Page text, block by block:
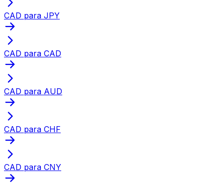
CAD para JPY
CAD para CAD
CAD para AUD
CAD para CHF
CAD para CNY